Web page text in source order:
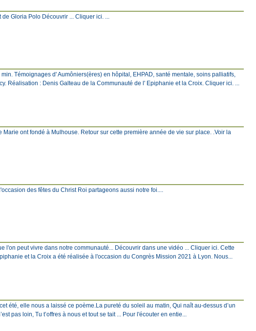
Gloria Polo Découvrir ... Cliquer ici. ...
Témoignages d' Aumôniers(ères) en hôpital, EHPAD, santé mentale, soins palliatifs,
Réalisation : Denis Galteau de la Communauté de l' Epiphanie et la Croix. Cliquer ici. ...
Marie ont fondé à Mulhouse. Retour sur cette première année de vie sur place. .Voir la
des fêtes du Christ Roi partageons aussi notre foi....
l'on peut vivre dans notre communauté... Découvrir dans une vidéo ... Cliquer ici. Cette
et la Croix a été réalisée à l'occasion du Congrès Mission 2021 à Lyon. Nous...
été, elle nous a laissé ce poème.La pureté du soleil au matin, Qui naît au-dessus d’un
pas loin, Tu t’offres à nous et tout se tait ... Pour l'écouter en entie...